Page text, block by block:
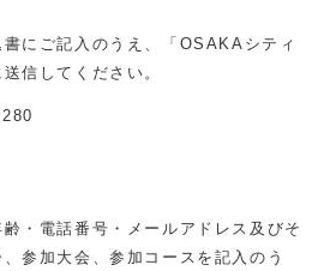
にご記入のうえ、「OSAKAシティ
信してください。
・電話番号・メールアドレス及びそ
参加大会、参加コースを記入のう